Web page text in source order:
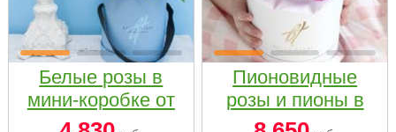
Белые розы в
мини-коробке от
Bella Fiori
Пионовидные
розы и пионы в
белой коробке